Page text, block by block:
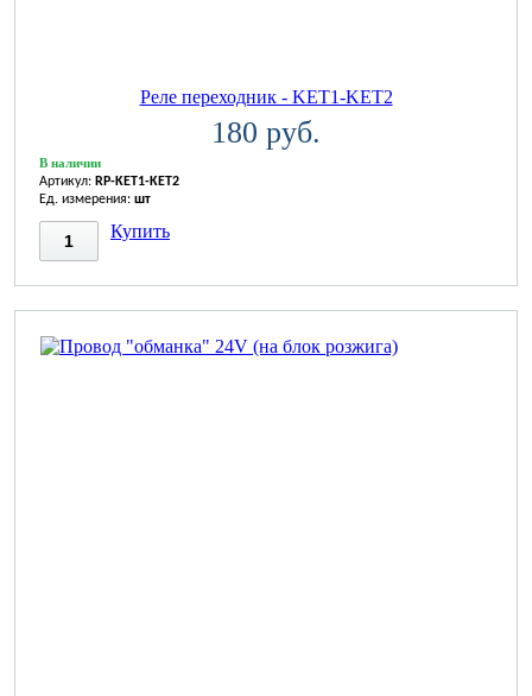
Реле переходник - KET1-KET2
180 руб.
В наличии
Артикул: RP-KET1-KET2
Ед. измерения: шт
Купить